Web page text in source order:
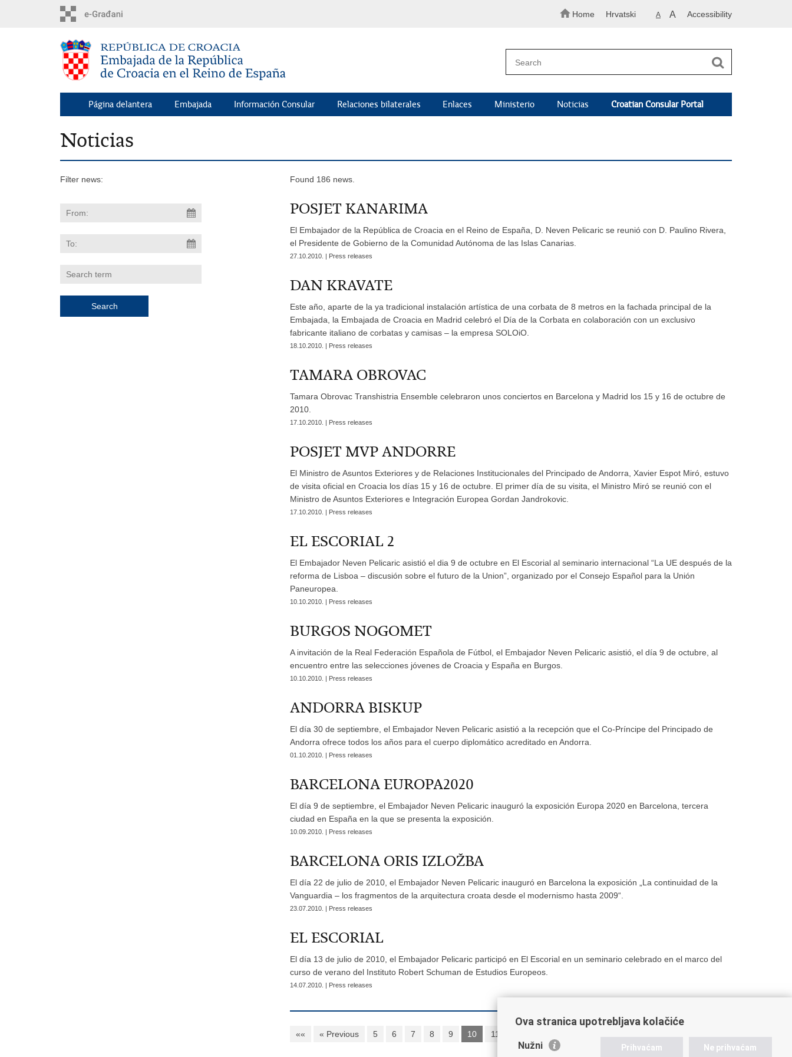
Home Hrvatski A A Accessibility
Página delantera Embajada Información Consular Relaciones bilaterales Enlaces Ministerio Noticias Croatian Consular Portal
Noticias
Filter news: Found 186 news.
POSJET KANARIMA
El Embajador de la República de Croacia en el Reino de España, D. Neven Pelicaric se reunió con D. Paulino Rivera,
el Presidente de Gobierno de la Comunidad Autónoma de las Islas Canarias.
27.10.2010. | Press releases
DAN KRAVATE
Este año, aparte de la ya tradicional instalación artística de una corbata de 8 metros en la fachada principal de la
Embajada, la Embajada de Croacia en Madrid celebró el Día de la Corbata en colaboración con un exclusivo
fabricante italiano de corbatas y camisas – la empresa SOLOiO.
18.10.2010. | Press releases
TAMARA OBROVAC
Tamara Obrovac Transhistria Ensemble celebraron unos conciertos en Barcelona y Madrid los 15 y 16 de octubre de
2010.
17.10.2010. | Press releases
POSJET MVP ANDORRE
El Ministro de Asuntos Exteriores y de Relaciones Institucionales del Principado de Andorra, Xavier Espot Miró, estuvo
de visita oficial en Croacia los días 15 y 16 de octubre. El primer día de su visita, el Ministro Miró se reunió con el
Ministro de Asuntos Exteriores e Integración Europea Gordan Jandrokovic.
17.10.2010. | Press releases
EL ESCORIAL 2
El Embajador Neven Pelicaric asistió el dia 9 de octubre en El Escorial al seminario internacional “La UE después de la
reforma de Lisboa – discusión sobre el futuro de la Union”, organizado por el Consejo Español para la Unión
Paneuropea.
10.10.2010. | Press releases
BURGOS NOGOMET
A invitación de la Real Federación Española de Fútbol, el Embajador Neven Pelicaric asistió, el día 9 de octubre, al
encuentro entre las selecciones jóvenes de Croacia y España en Burgos.
10.10.2010. | Press releases
ANDORRA BISKUP
El día 30 de septiembre, el Embajador Neven Pelicaric asistió a la recepción que el Co-Príncipe del Principado de
Andorra ofrece todos los años para el cuerpo diplomático acreditado en Andorra.
01.10.2010. | Press releases
BARCELONA EUROPA2020
El día 9 de septiembre, el Embajador Neven Pelicaric inauguró la exposición Europa 2020 en Barcelona, tercera
ciudad en España en la que se presenta la exposición.
10.09.2010. | Press releases
BARCELONA ORIS IZLOŽBA
El día 22 de julio de 2010, el Embajador Neven Pelicaric inauguró en Barcelona la exposición „La continuidad de la
Vanguardia – los fragmentos de la arquitectura croata desde el modernismo hasta 2009“.
23.07.2010. | Press releases
EL ESCORIAL
El día 13 de julio de 2010, el Embajador Pelicaric participó en El Escorial en un seminario celebrado en el marco del
curso de verano del Instituto Robert Schuman de Estudios Europeos.
14.07.2010. | Press releases
«« « Previous 5 6 7 8 9 10 11
Ova stranica upotrebljava kolačiće
Nužni Prihvaćam Ne prihvaćam